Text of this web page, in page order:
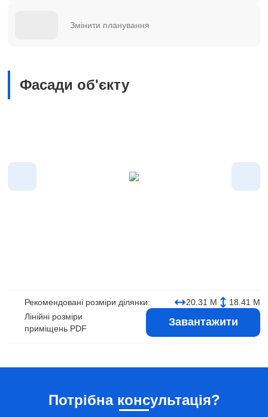
Змінити планування
Фасади об'єкту
Рекомендовані розміри ділянки: 20.31 М
18.41 М
Лінійні розміри
приміщень PDF
Завантажити
Потрібна консультація?